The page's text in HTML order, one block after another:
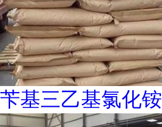
苄基三乙基氯化铵